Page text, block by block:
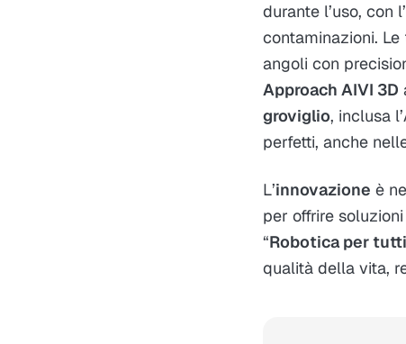
durante l’uso, con
contaminazioni.
angoli con
Approach AIVI 3D
groviglio, inclusa
perfetti, anche
L’innovazione è
per offrire
“Robotica per tutti
qualità della vita,